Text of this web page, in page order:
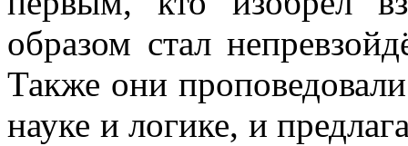
образом стал
Также они
науке и логике, и